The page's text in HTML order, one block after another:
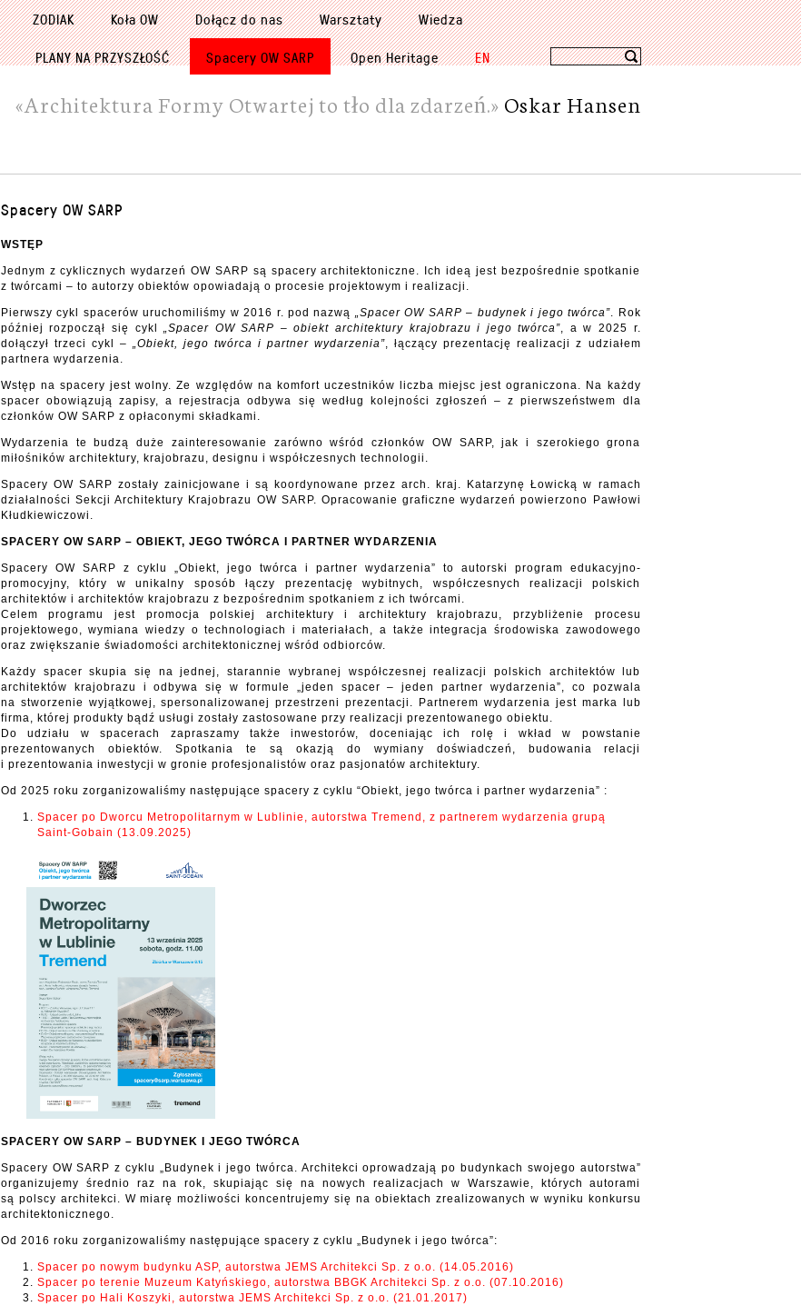
ZODIAK Koła OW Dołącz do nas Warsztaty Wiedza
PLANY NA PRZYSZŁOŚĆ Spacery OW SARP Open Heritage EN
«Architektura Formy Otwartej to tło dla zdarzeń.» Oskar Hansen
Spacery OW SARP
WSTĘP
Jednym z cyklicznych wydarzeń OW SARP są spacery architektoniczne. Ich ideą jest bezpośrednie spotkanie
z twórcami – to autorzy obiektów opowiadają o procesie projektowym i realizacji.
Pierwszy cykl spacerów uruchomiliśmy w 2016 r. pod nazwą „Spacer OW SARP – budynek i jego twórca”. Rok
później rozpoczął się cykl„Spacer OW SARP – obiekt architektury krajobrazu i jego twórca”, a w 2025 r.
dołączył trzeci cykl –„Obiekt, jego twórca i partner wydarzenia”, łączący prezentację realizacji z udziałem
partnera wydarzenia.
Wstęp na spacery jest wolny. Ze względów na komfort uczestników liczba miejsc jest ograniczona. Na każdy
spacer obowiązują zapisy, a rejestracja odbywa się według kolejności zgłoszeń – z pierwszeństwem dla
członków OW SARP z opłaconymi składkami.
Wydarzenia te budzą duże zainteresowanie zarówno wśród członków OW SARP, jak i szerokiego grona
miłośników architektury, krajobrazu, designu i współczesnych technologii.
Spacery OW SARP zostały zainicjowane i są koordynowane przez arch. kraj. Katarzynę Łowicką w ramach
działalności Sekcji Architektury Krajobrazu OW SARP. Opracowanie graficzne wydarzeń powierzono Pawłowi
Kłudkiewiczowi.
SPACERY OW SARP – OBIEKT, JEGO TWÓRCA I PARTNER WYDARZENIA
Spacery OW SARP z cyklu „Obiekt, jego twórca i partner wydarzenia” to autorski program edukacyjno-
promocyjny, który w unikalny sposób łączy prezentację wybitnych, współczesnych realizacji polskich
architektów i architektów krajobrazu z bezpośrednim spotkaniem z ich twórcami.
Celem programu jest promocja polskiej architektury i architektury krajobrazu, przybliżenie procesu
projektowego, wymiana wiedzy o technologiach i materiałach, a także integracja środowiska zawodowego
oraz zwiększanie świadomości architektonicznej wśród odbiorców.
Każdy spacer skupia się na jednej, starannie wybranej współczesnej realizacji polskich architektów lub
architektów krajobrazu i odbywa się w formule „jeden spacer – jeden partner wydarzenia”, co pozwala
na stworzenie wyjątkowej, spersonalizowanej przestrzeni prezentacji. Partnerem wydarzenia jest marka lub
firma, której produkty bądź usługi zostały zastosowane przy realizacji prezentowanego obiektu.
Do udziału w spacerach zapraszamy także inwestorów, doceniając ich rolę i wkład w powstanie
prezentowanych obiektów. Spotkania te są okazją do wymiany doświadczeń, budowania relacji
i prezentowania inwestycji w gronie profesjonalistów oraz pasjonatów architektury.
Od 2025 roku zorganizowaliśmy następujące spacery z cyklu “Obiekt, jego twórca i partner wydarzenia” :
Spacer po Dworcu Metropolitarnym w Lublinie, autorstwa Tremend, z partnerem wydarzenia grupą
Saint-Gobain (13.09.2025)
SPACERY OW SARP – BUDYNEK I JEGO TWÓRCA
Spacery OW SARP z cyklu „Budynek i jego twórca. Architekci oprowadzają po budynkach swojego autorstwa”
organizujemy średnio raz na rok, skupiając się na nowych realizacjach w Warszawie, których autorami
są polscy architekci. W miarę możliwości koncentrujemy się na obiektach zrealizowanych w wyniku konkursu
architektonicznego.
Od 2016 roku zorganizowaliśmy następujące spacery z cyklu „Budynek i jego twórca”:
Spacer po nowym budynku ASP, autorstwa JEMS Architekci Sp. z o.o. (14.05.2016)
Spacer po terenie Muzeum Katyńskiego, autorstwa BBGK Architekci Sp. z o.o. (07.10.2016)
Spacer po Hali Koszyki, autorstwa JEMS Architekci Sp. z o.o. (21.01.2017)